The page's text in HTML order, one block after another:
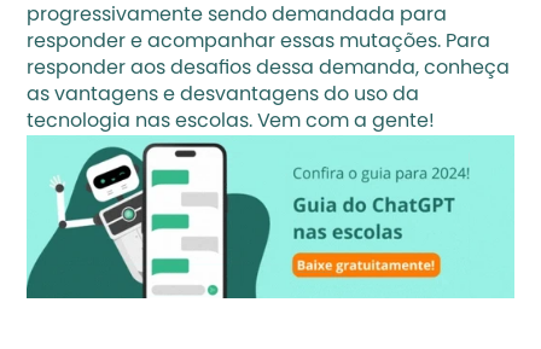
progressivamente sendo demandada para
responder e acompanhar essas mutações. Para
responder aos desafios dessa demanda, conheça
as vantagens e desvantagens do uso da
tecnologia nas escolas. Vem com a gente!